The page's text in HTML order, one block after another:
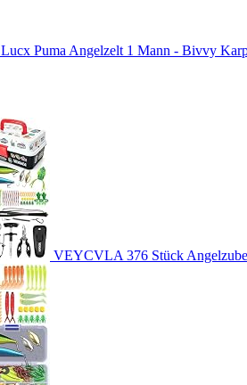
Lucx Puma Angelzelt 1 Mann - Bivvy
VEYCVLA 376 Stück